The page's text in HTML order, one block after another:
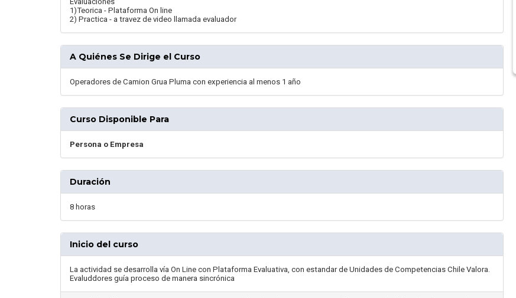
1)Teorica - Plataforma On line
2) Practica - a travez de video llamada evaluador
A Quiénes Se Dirige el Curso
Operadores de Camion Grua Pluma con experiencia al menos 1 año
Curso Disponible Para
Persona o Empresa
Duración
8 horas
Inicio del curso
La actividad se desarrolla vía On Line con Plataforma Evaluativa, con estandar de Unidades de Competencias Chile Valora.
Evaluddores guía proceso de manera sincrónica